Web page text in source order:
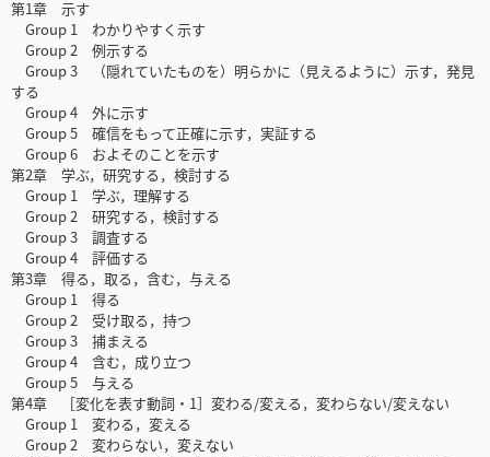
第1章 示す
Group 1 わかりやすく示す
Group 2 例示する
Group 3 （隠れていたものを）明らかに（見えるように）示す，発見
する
Group 4 外に示す
Group 5 確信をもって正確に示す，実証する
Group 6 およそのことを示す
第2章 学ぶ，研究する，検討する
Group 1 学ぶ，理解する
Group 2 研究する，検討する
Group 3 調査する
Group 4 評価する
第3章 得る，取る，含む，与える
Group 1 得る
Group 2 受け取る，持つ
Group 3 捕まえる
Group 4 含む，成り立つ
Group 5 与える
第4章 ［変化を表す動詞・1］変わる/変える，変わらない/変えない
Group 1 変わる，変える
Group 2 変わらない，変えない